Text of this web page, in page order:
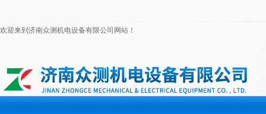
欢迎来到济南众测机电设备有限公司网站！